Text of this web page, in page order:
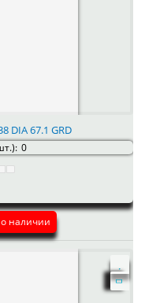
DIA 67.1 GRD
0
наличии